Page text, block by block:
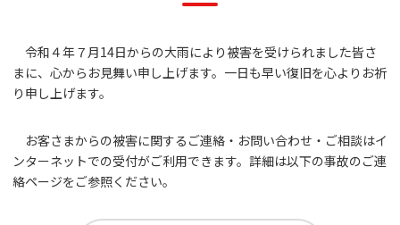
令和４年７月14日からの大雨により被害を受けられました皆さ
まに、心からお見舞い申し上げます。一日も早い復旧を心よりお祈
り申し上げます。
お客さまからの被害に関するご連絡・お問い合わせ・ご相談はイ
ンターネットでの受付がご利用できます。詳細は以下の事故のご連
絡ページをご参照ください。